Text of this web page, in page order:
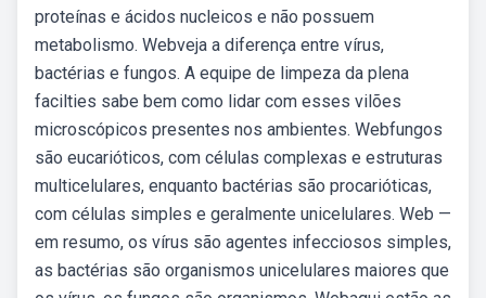
proteínas e ácidos nucleicos e não possuem
metabolismo. Webveja a diferença entre vírus,
bactérias e fungos. A equipe de limpeza da plena
facilties sabe bem como lidar com esses vilões
microscópicos presentes nos ambientes. Webfungos
são eucarióticos, com células complexas e estruturas
multicelulares, enquanto bactérias são procarióticas,
com células simples e geralmente unicelulares. Web —
em resumo, os vírus são agentes infecciosos simples,
as bactérias são organismos unicelulares maiores que